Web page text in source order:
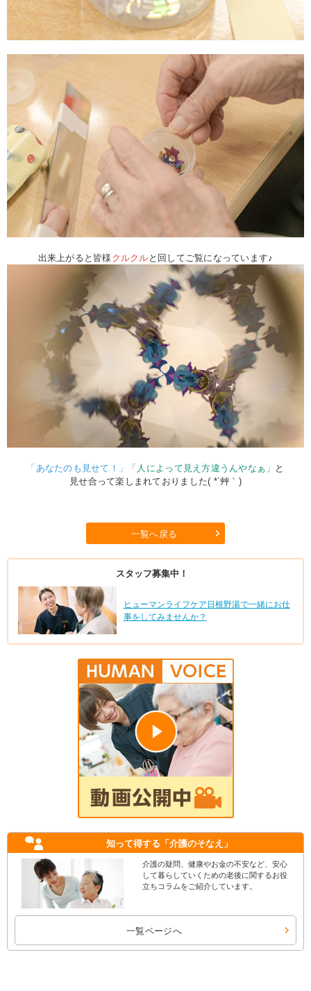
出来上がると皆様 クルクル と回してご覧になっています♪
「あなたのも見せて！」 「人によって見え方違うんやなぁ」 と
見せ合って楽しまれておりました( *´艸｀)
一覧へ戻る
スタッフ募集中！
ヒューマンライフケア日根野湯で一緒にお仕
事をしてみませんか？
知って得する 「介護のそなえ」
介護の疑問、健康やお金の不安など、安心
して暮らしていくための老後に関するお役
立ちコラムをご紹介しています。
一覧ページへ